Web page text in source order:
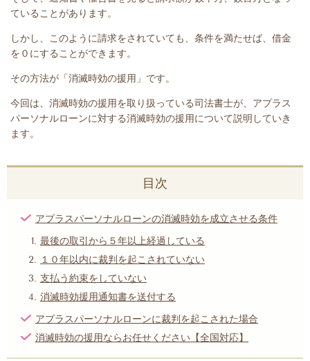
ていることがあります。
しかし、このように請求をされていても、条件を満たせば、借金
を０にすることができます。
その方法が「消滅時効の援用」です。
今回は、 消滅時効の援用を取り扱っている司法書士が、アプラス
パーソナルローンに対する消滅時効の援用について説明していき
ます。
目次
アプラスパーソナルローンの消滅時効を成立させる条件
最後の取引から５年以上経過している
１０年以内に裁判を起こされていない
支払う約束をしていない
消滅時効援用通知書を送付する
アプラスパーソナルローンに裁判を起こされた場合
消滅時効の援用ならお任せください【全国対応】